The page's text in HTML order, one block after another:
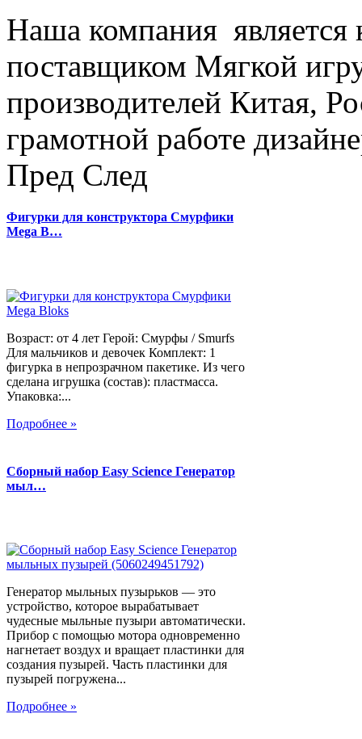
Наша компания
поставщиком Мягкой
производителей Китая,
грамотной работе
Пред След
Фигурки для конструктора Смурфики
Mega B…
Возраст: от 4 лет Герой: Смурфы / Smurfs
Для мальчиков и девочек Комплект: 1
фигурка в непрозрачном пакетике. Из чего
сделана игрушка (состав): пластмасса.
Упаковка:...
Подробнее »
Сборный набор Easy Science Генератор
мыл…
Генератор мыльных пузырьков — это
устройство, которое вырабатывает
чудесные мыльные пузыри автоматически.
Прибор с помощью мотора одновременно
нагнетает воздух и вращает пластинки для
создания пузырей. Часть пластинки для
пузырей погружена...
Подробнее »